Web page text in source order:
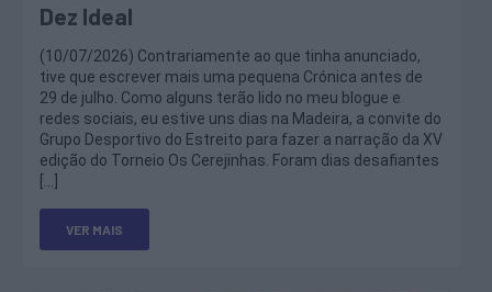
Dez Ideal
(10/07/2026) Contrariamente ao que tinha anunciado,
tive que escrever mais uma pequena Crónica antes de
29 de julho. Como alguns terão lido no meu blogue e
redes sociais, eu estive uns dias na Madeira, a convite do
Grupo Desportivo do Estreito para fazer a narração da XV
edição do Torneio Os Cerejinhas. Foram dias desafiantes
VER MAIS